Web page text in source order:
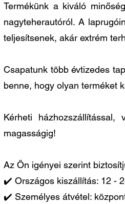
Termékünk a kiváló
nagyteherautóról. A
teljesítsenek, akár extrém
Csapatunk több évtizedes
benne, hogy olyan terméket
Kérheti
magasságig!
Az Ön igényei szerint
✔️ Országos kiszállítás: 12 -
✔️ Személyes átvétel: